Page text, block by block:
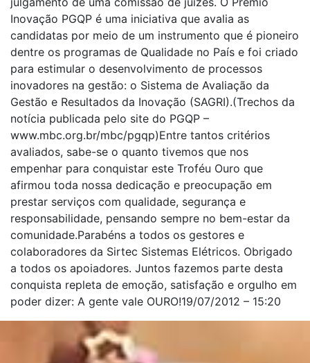
Inovação PGQP é uma iniciativa que avalia as
candidatas por meio de um instrumento que é pioneiro
dentre os programas de Qualidade no País e foi criado
para estimular o desenvolvimento de processos
inovadores na gestão: o Sistema de Avaliação da
Gestão e Resultados da Inovação (SAGRI).(Trechos da
notícia publicada pelo site do PGQP –
www.mbc.org.br/mbc/pgqp)Entre tantos critérios
avaliados, sabe-se o quanto tivemos que nos
empenhar para conquistar este Troféu Ouro que
afirmou toda nossa dedicação e preocupação em
prestar serviços com qualidade, segurança e
responsabilidade, pensando sempre no bem-estar da
comunidade.Parabéns a todos os gestores e
colaboradores da Sirtec Sistemas Elétricos. Obrigado
a todos os apoiadores. Juntos fazemos parte desta
conquista repleta de emoção, satisfação e orgulho em
poder dizer: A gente vale OURO!19/07/2012 – 15:20